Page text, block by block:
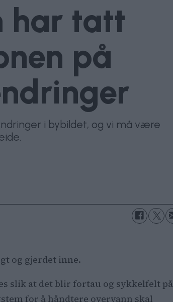
har tatt
på
i bybildet, og vi må være
og gjerdet inne.
slik at det blir fortau og sykkelfelt på
for å håndtere overvann skal